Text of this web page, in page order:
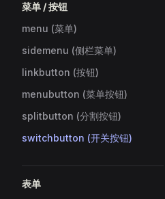
菜单 / 按钮
menu (菜单)
sidemenu (侧栏菜单)
linkbutton (按钮)
menubutton (菜单按钮)
splitbutton (分割按钮)
switchbutton (开关按钮)
表单